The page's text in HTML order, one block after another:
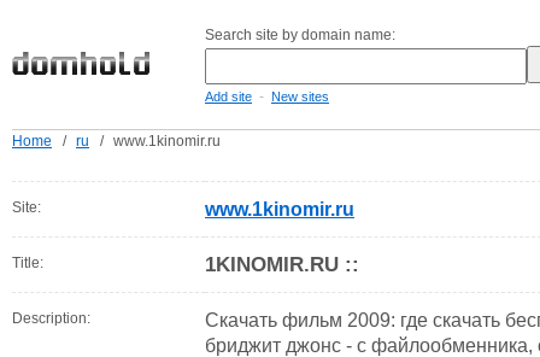
Search site by domain name:
Add site - New sites
Home / ru / www.1kinomir.ru
Site: www.1kinomir.ru
Title: 1KINOMIR.RU ::
Description:
Cкачать фильм 2009: где скачать
бриджит джонс - с